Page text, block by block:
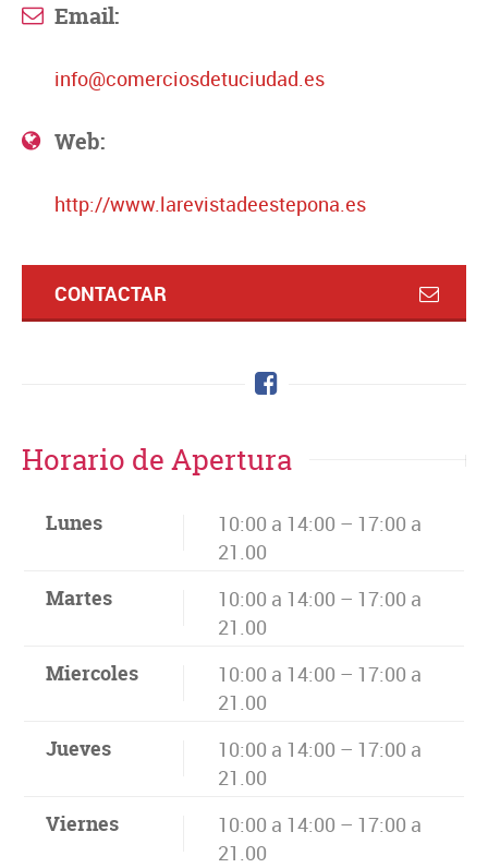
Email:
info@comerciosdetuciudad.es
Web:
http://www.larevistadeestepona.es
CONTACTAR
Horario de Apertura
Lunes
10:00 a 14:00 – 17:00 a
21.00
Martes
10:00 a 14:00 – 17:00 a
21.00
Miercoles
10:00 a 14:00 – 17:00 a
21.00
Jueves
10:00 a 14:00 – 17:00 a
21.00
Viernes
10:00 a 14:00 – 17:00 a
21.00